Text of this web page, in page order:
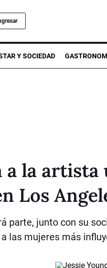
Y SOCIEDAD
la artista
Los
parte, junto con su
las mujeres más